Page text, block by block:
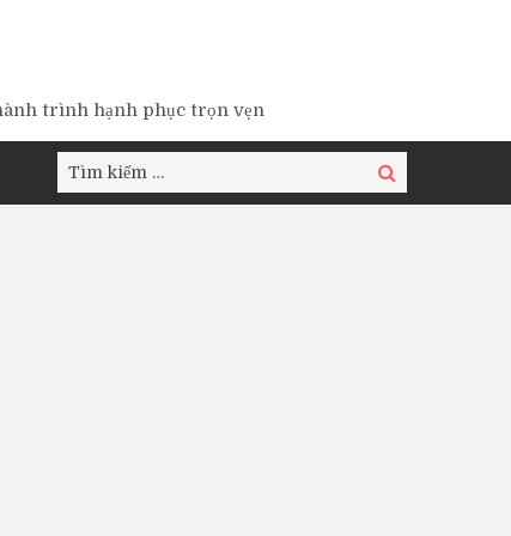
trình hạnh phục trọn vẹn
Tìm
kiếm:
Tìm
kiếm